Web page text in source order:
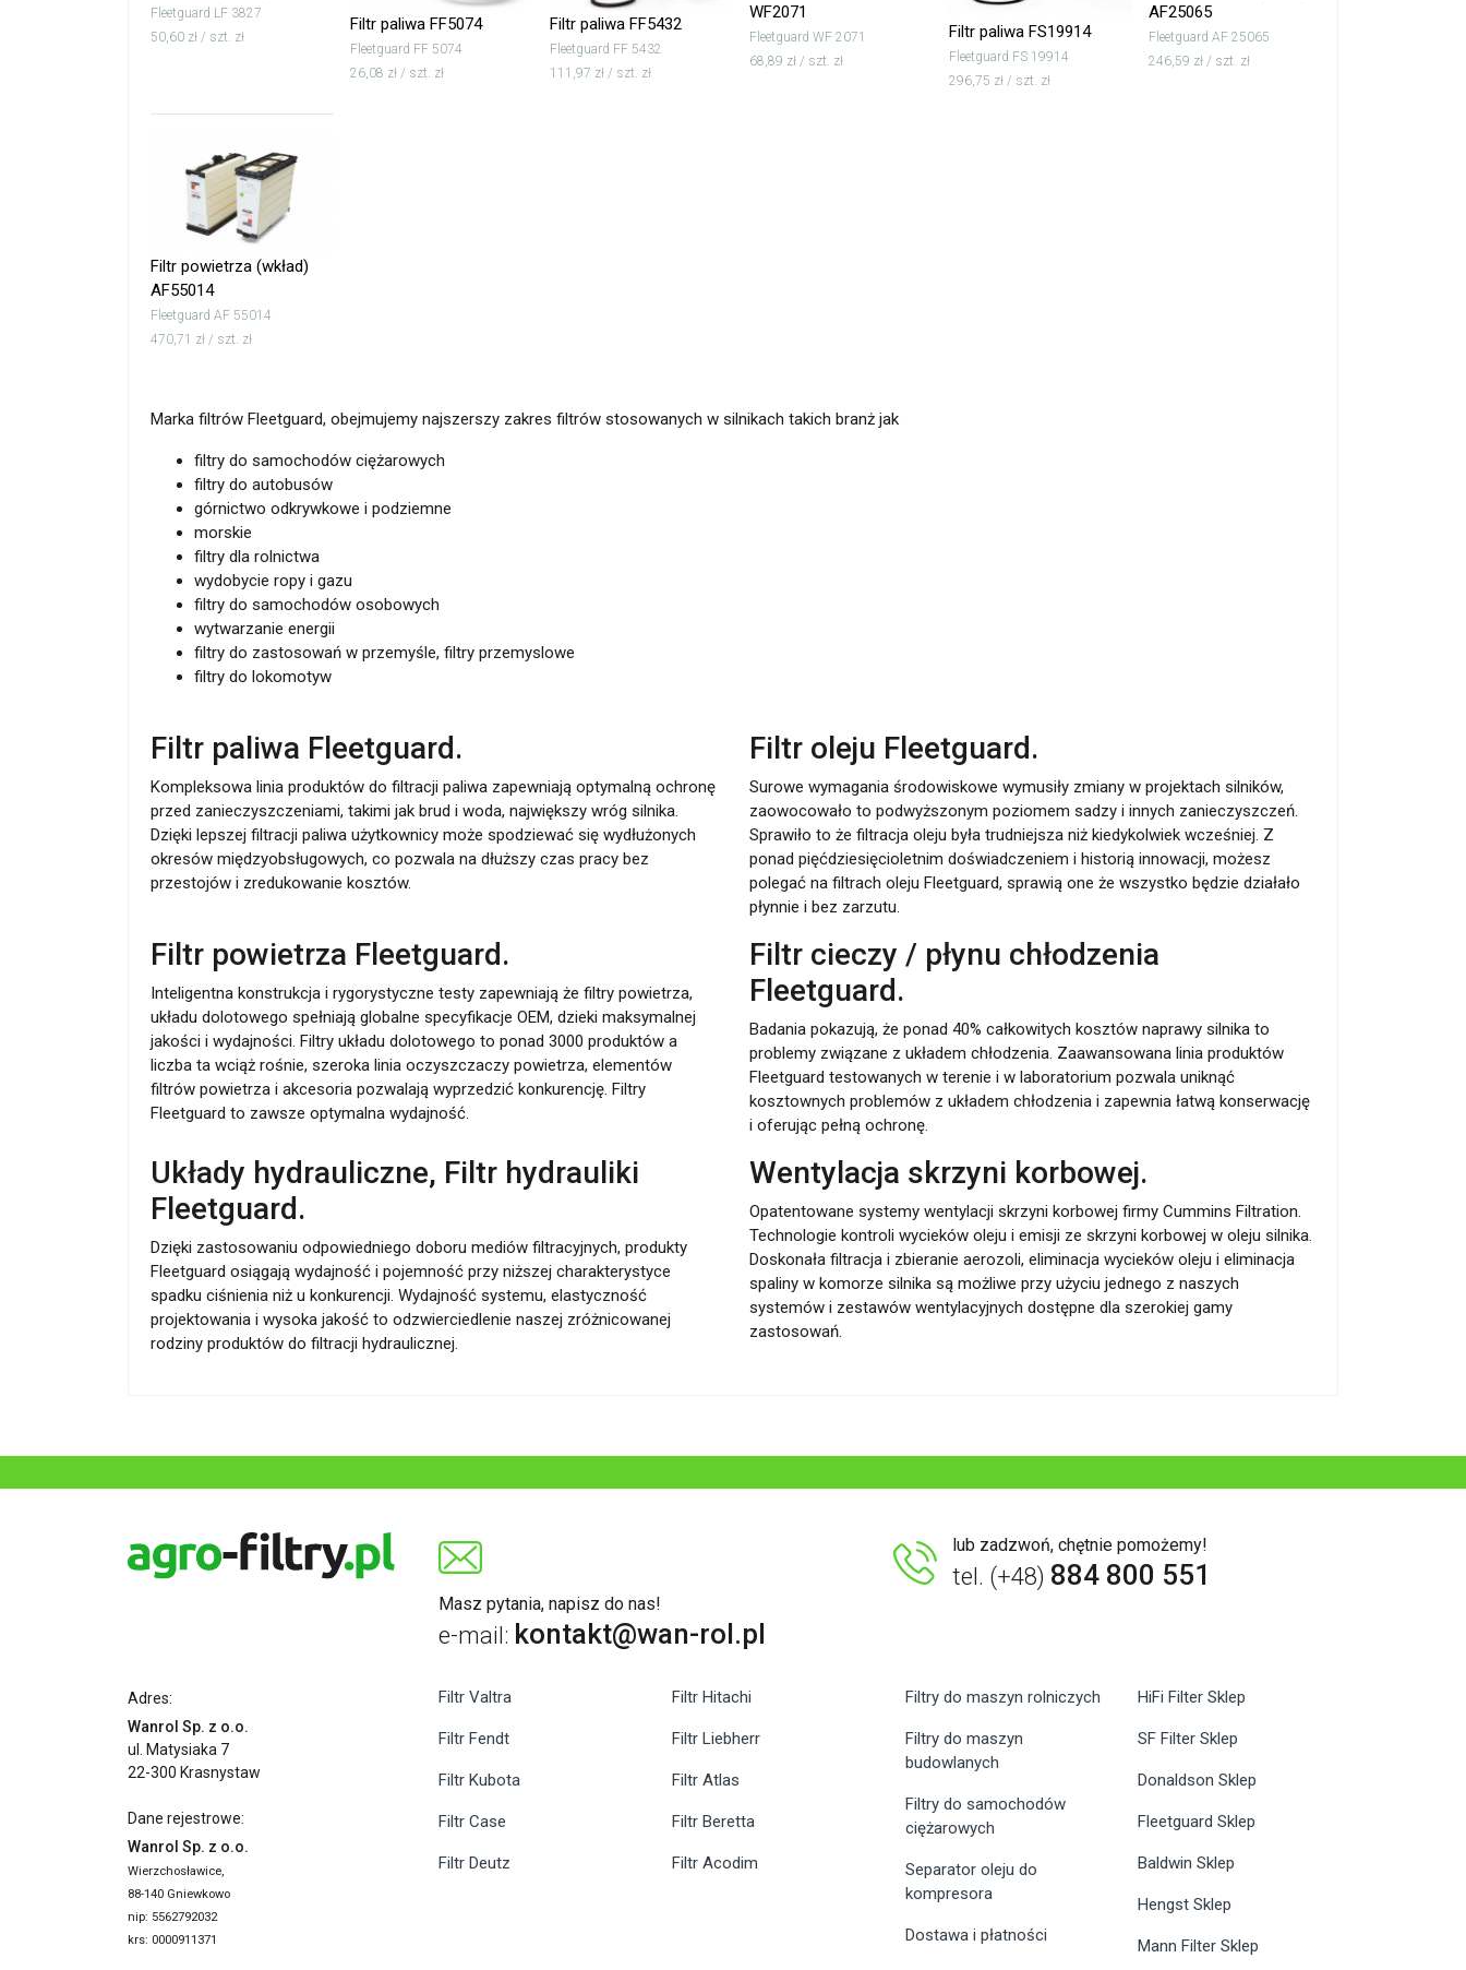
Fleetguard LF 3827
50,60 zł / szt. zł
Filtr paliwa FF5074
Fleetguard FF 5074
26,08 zł / szt. zł
Filtr paliwa FF5432
Fleetguard FF 5432
111,97 zł / szt. zł
WF2071
Fleetguard WF 2071
68,89 zł / szt. zł
Filtr paliwa FS19914
Fleetguard FS 19914
296,75 zł / szt. zł
AF25065
Fleetguard AF 25065
246,59 zł / szt. zł
Filtr powietrza (wkład)
AF55014
Fleetguard AF 55014
470,71 zł / szt. zł
Marka filtrów Fleetguard, obejmujemy najszerszy zakres filtrów stosowanych w silnikach takich branż jak
filtry do samochodów ciężarowych
filtry do autobusów
górnictwo odkrywkowe i podziemne
morskie
filtry dla rolnictwa
wydobycie ropy i gazu
filtry do samochodów osobowych
wytwarzanie energii
filtry do zastosowań w przemyśle, filtry przemyslowe
filtry do lokomotyw
Filtr paliwa Fleetguard.
Kompleksowa linia produktów do filtracji paliwa zapewniają optymalną ochronę
przed zanieczyszczeniami, takimi jak brud i woda, największy wróg silnika.
Dzięki lepszej filtracji paliwa użytkownicy może spodziewać się wydłużonych
okresów międzyobsługowych, co pozwala na dłuższy czas pracy bez
przestojów i zredukowanie kosztów.
Filtr oleju Fleetguard.
Surowe wymagania środowiskowe wymusiły zmiany w projektach silników,
zaowocowało to podwyższonym poziomem sadzy i innych zanieczyszczeń.
Sprawiło to że filtracja oleju była trudniejsza niż kiedykolwiek wcześniej. Z
ponad pięćdziesięcioletnim doświadczeniem i historią innowacji, możesz
polegać na filtrach oleju Fleetguard, sprawią one że wszystko będzie działało
płynnie i bez zarzutu.
Filtr powietrza Fleetguard.
Inteligentna konstrukcja i rygorystyczne testy zapewniają że filtry powietrza,
układu dolotowego spełniają globalne specyfikacje OEM, dzieki maksymalnej
jakości i wydajności. Filtry układu dolotowego to ponad 3000 produktów a
liczba ta wciąż rośnie, szeroka linia oczyszczaczy powietrza, elementów
filtrów powietrza i akcesoria pozwalają wyprzedzić konkurencję. Filtry
Fleetguard to zawsze optymalna wydajność.
Filtr cieczy / płynu chłodzenia
Fleetguard.
Badania pokazują, że ponad 40% całkowitych kosztów naprawy silnika to
problemy związane z układem chłodzenia. Zaawansowana linia produktów
Fleetguard testowanych w terenie i w laboratorium pozwala uniknąć
kosztownych problemów z układem chłodzenia i zapewnia łatwą konserwację
i oferując pełną ochronę.
Układy hydrauliczne, Filtr hydrauliki
Fleetguard.
Dzięki zastosowaniu odpowiedniego doboru mediów filtracyjnych, produkty
Fleetguard osiągają wydajność i pojemność przy niższej charakterystyce
spadku ciśnienia niż u konkurencji. Wydajność systemu, elastyczność
projektowania i wysoka jakość to odzwierciedlenie naszej zróżnicowanej
rodziny produktów do filtracji hydraulicznej.
Wentylacja skrzyni korbowej.
Opatentowane systemy wentylacji skrzyni korbowej firmy Cummins Filtration.
Technologie kontroli wycieków oleju i emisji ze skrzyni korbowej w oleju silnika.
Doskonała filtracja i zbieranie aerozoli, eliminacja wycieków oleju i eliminacja
spaliny w komorze silnika są możliwe przy użyciu jednego z naszych
systemów i zestawów wentylacyjnych dostępne dla szerokiej gamy
zastosowań.
Masz pytania, napisz do nas!
e-mail: kontakt@wan-rol.pl
lub zadzwoń, chętnie pomożemy!
tel. (+48) 884 800 551
Adres:
Wanrol Sp. z o.o.
ul. Matysiaka 7
22-300 Krasnystaw
Dane rejestrowe:
Wanrol Sp. z o.o.
Wierzchosławice,
88-140 Gniewkowo
nip: 5562792032
krs: 0000911371
Filtr Valtra
Filtr Fendt
Filtr Kubota
Filtr Case
Filtr Deutz
Filtr Hitachi
Filtr Liebherr
Filtr Atlas
Filtr Beretta
Filtr Acodim
Filtry do maszyn rolniczych
Filtry do maszyn
budowlanych
Filtry do samochodów
ciężarowych
Separator oleju do
kompresora
Dostawa i płatności
HiFi Filter Sklep
SF Filter Sklep
Donaldson Sklep
Fleetguard Sklep
Baldwin Sklep
Hengst Sklep
Mann Filter Sklep